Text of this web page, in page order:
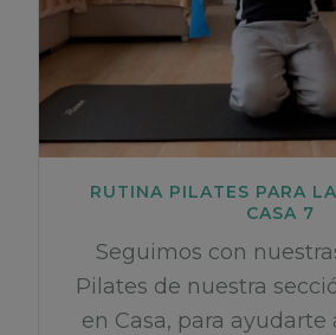
RUTINA PILATES PARA
CASA 7
Seguimos con
Pilates de nuestra
en Casa, para